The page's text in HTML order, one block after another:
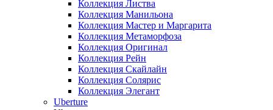
Коллекция Листва
Коллекция Манильона
Коллекция Мастер и Маргарита
Коллекция Метаморфоза
Коллекция Оригинал
Коллекция Рейн
Коллекция Скайлайн
Коллекция Солярис
Коллекция Элегант
Uberture